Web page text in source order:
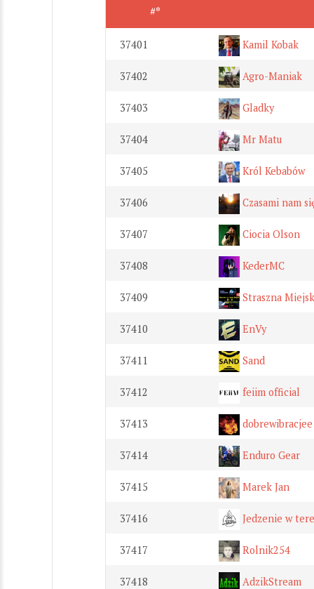
#*
37401 Kamil Kobak
37402 Agro-Maniak
37403 Gladky
37404 Mr Matu
37405 Król Kebabów
37406 Czasami nam
37407 Ciocia Olson
37408 KederMC
37409 Straszna
37410 EnVy
37411 Sand
37412 feiim official
37413 dobrewibracjee
37414 Enduro Gear
37415 Marek Jan
37416 Jedzenie w
37417 Rolnik254
37418 AdzikStream